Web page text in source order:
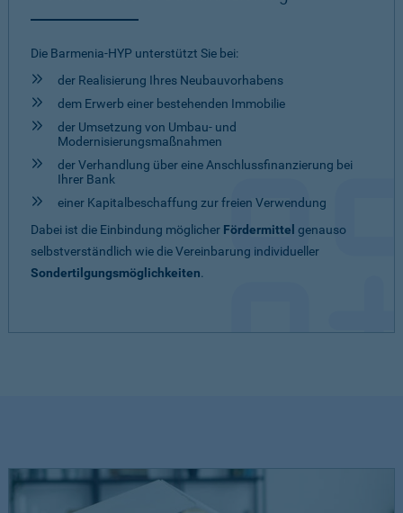
Die Barmenia-HYP unterstützt Sie bei:
der Realisierung Ihres Neubauvorhabens
dem Erwerb einer bestehenden Immobilie
der Umsetzung von Umbau- und
Modernisierungsmaßnahmen
der Verhandlung über eine Anschlussfinanzierung bei
Ihrer Bank
einer Kapitalbeschaffung zur freien Verwendung
Dabei ist die Einbindung möglicher Fördermittel genauso
selbstverständlich wie die Vereinbarung individueller
Sondertilgungsmöglichkeiten.